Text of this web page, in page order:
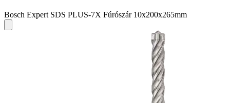
Bosch Expert SDS PLUS-7X Fúrószár 10x200x265mm